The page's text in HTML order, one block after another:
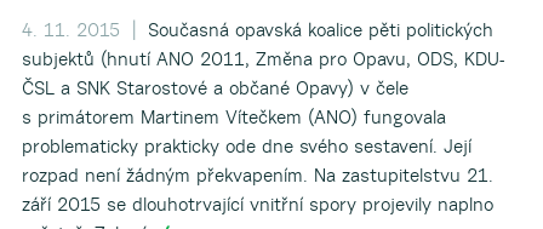
4. 11. 2015 |
Současná opavská koalice pěti politických
subjektů (hnutí ANO 2011, Změna pro Opavu, ODS, KDU-
ČSL a SNK Starostové a občané Opavy) v čele
s primátorem Martinem Vítečkem (ANO) fungovala
problematicky prakticky ode dne svého sestavení. Její
rozpad není žádným překvapením. Na zastupitelstvu 21.
září 2015 se dlouhotrvající vnitřní spory projevily naplno